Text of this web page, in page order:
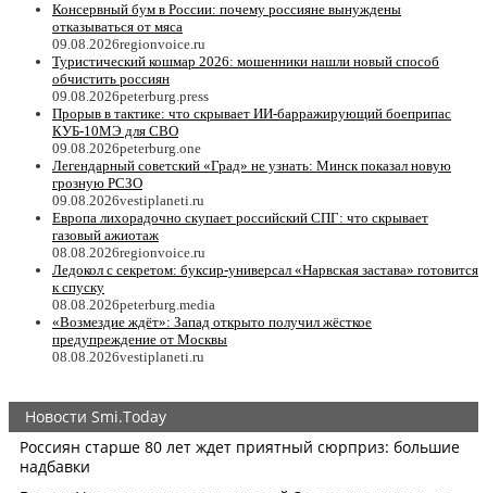
Консервный бум в России: почему россияне вынуждены
отказываться от мяса
09.08.2026regionvoice.ru
Туристический кошмар 2026: мошенники нашли новый способ
обчистить россиян
09.08.2026peterburg.press
Прорыв в тактике: что скрывает ИИ-барражирующий боеприпас
КУБ-10МЭ для СВО
09.08.2026peterburg.one
Легендарный советский «Град» не узнать: Минск показал новую
грозную РСЗО
09.08.2026vestiplaneti.ru
Европа лихорадочно скупает российский СПГ: что скрывает
газовый ажиотаж
08.08.2026regionvoice.ru
Ледокол с секретом: буксир-универсал «Нарвская застава» готовится
к спуску
08.08.2026peterburg.media
«Возмездие ждёт»: Запад открыто получил жёсткое
предупреждение от Москвы
08.08.2026vestiplaneti.ru